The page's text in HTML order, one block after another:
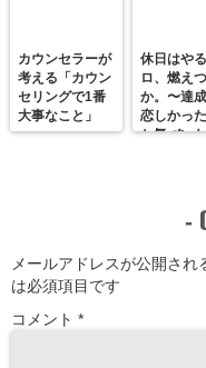
カウンセラーが
考える「カウン
セリングで1番
大事なこと」
休日はや
ロ、燃え
か。〜達
恋しかっ
と気づい
-
メールアドレスが公開され
は必須項目です
コメント *